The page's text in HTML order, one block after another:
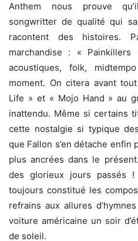
Anthem nous prouve
songwritter de qualité qui
racontent des histoires.
marchandise : «
acoustiques, folk,
moment. On citera avant
Life » et « Mojo Hand » au
inattendu. Même si certains
cette nostalgie si typique
que Fallon s’en détache enfin
plus ancrées dans le
des glorieux jours passés
toujours constitué les
refrains aux allures
voiture américaine un soir
de soleil.